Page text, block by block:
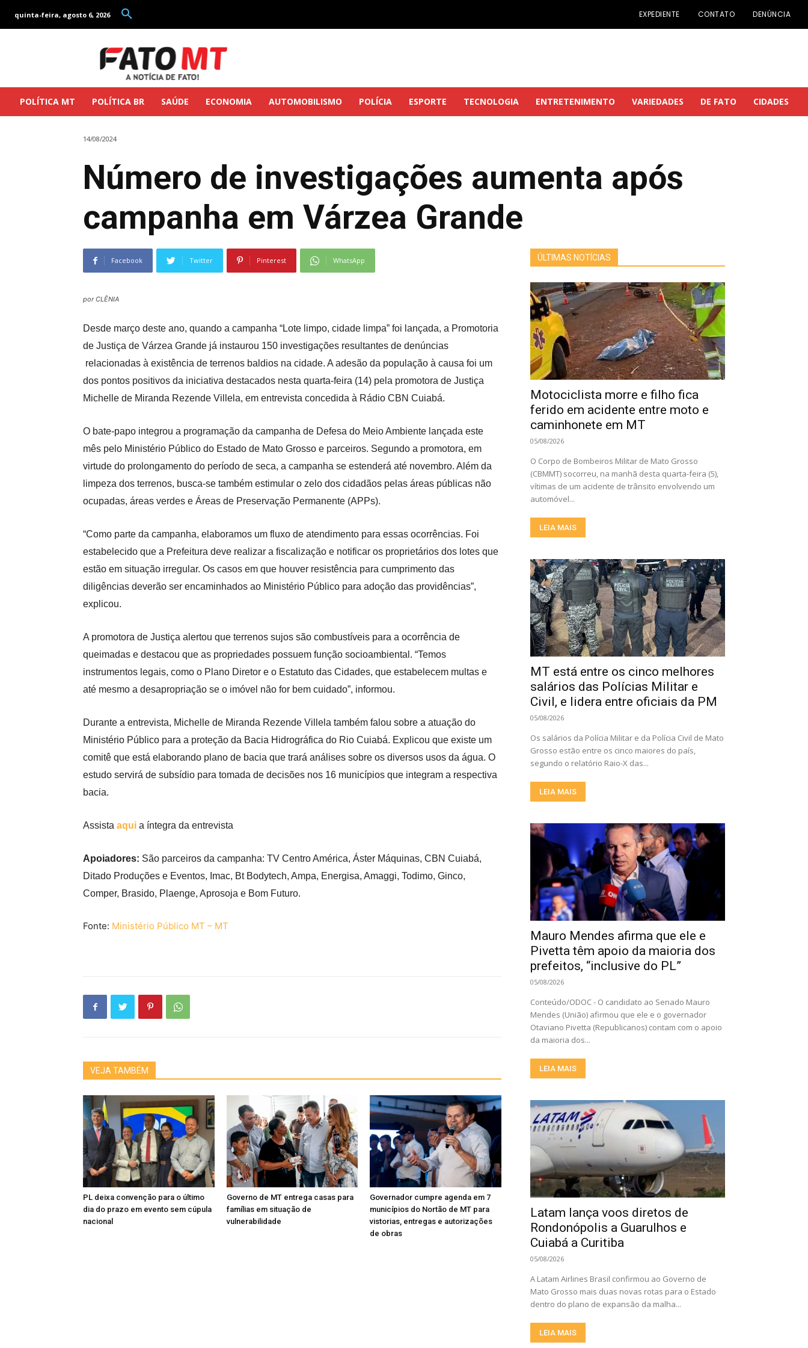
quinta-feira, agosto 6, 2026 EXPEDIENTE CONTATO DENÚNCIA
POLÍTICA MT POLÍTICA BR SAÚDE ECONOMIA AUTOMOBILISMO POLÍCIA ESPORTE TECNOLOGIA ENTRETENIMENTO VARIEDADES DE FATO CIDADES
14/08/2024
Número de investigações aumenta após
campanha em Várzea Grande
Facebook Twitter Pinterest WhatsApp
por CLÊNIA
Desde março deste ano, quando a campanha “Lote limpo, cidade limpa” foi lançada, a Promotoria
de Justiça de Várzea Grande já instaurou 150 investigações resultantes de denúncias
relacionadas à existência de terrenos baldios na cidade. A adesão da população à causa foi um
dos pontos positivos da iniciativa destacados nesta quarta-feira (14) pela promotora de Justiça
Michelle de Miranda Rezende Villela, em entrevista concedida à Rádio CBN Cuiabá.
O bate-papo integrou a programação da campanha de Defesa do Meio Ambiente lançada este
mês pelo Ministério Público do Estado de Mato Grosso e parceiros. Segundo a promotora, em
virtude do prolongamento do período de seca, a campanha se estenderá até novembro. Além da
limpeza dos terrenos, busca-se também estimular o zelo dos cidadãos pelas áreas públicas não
ocupadas, áreas verdes e Áreas de Preservação Permanente (APPs).
“Como parte da campanha, elaboramos um fluxo de atendimento para essas ocorrências. Foi
estabelecido que a Prefeitura deve realizar a fiscalização e notificar os proprietários dos lotes que
estão em situação irregular. Os casos em que houver resistência para cumprimento das
diligências deverão ser encaminhados ao Ministério Público para adoção das providências”,
explicou.
A promotora de Justiça alertou que terrenos sujos são combustíveis para a ocorrência de
queimadas e destacou que as propriedades possuem função socioambiental. “Temos
instrumentos legais, como o Plano Diretor e o Estatuto das Cidades, que estabelecem multas e
até mesmo a desapropriação se o imóvel não for bem cuidado”, informou.
Durante a entrevista, Michelle de Miranda Rezende Villela também falou sobre a atuação do
Ministério Público para a proteção da Bacia Hidrográfica do Rio Cuiabá. Explicou que existe um
comitê que está elaborando plano de bacia que trará análises sobre os diversos usos da água. O
estudo servirá de subsídio para tomada de decisões nos 16 municípios que integram a respectiva
bacia.
Assista aqui a íntegra da entrevista
Apoiadores: São parceiros da campanha: TV Centro América, Áster Máquinas, CBN Cuiabá,
Ditado Produções e Eventos, Imac, Bt Bodytech, Ampa, Energisa, Amaggi, Todimo, Ginco,
Comper, Brasido, Plaenge, Aprosoja e Bom Futuro.
Fonte: Ministério Público MT – MT
VEJA TAMBÉM
PL deixa convenção para o último
dia do prazo em evento sem cúpula
nacional
Governo de MT entrega casas para
famílias em situação de
vulnerabilidade
Governador cumpre agenda em 7
municípios do Nortão de MT para
vistorias, entregas e autorizações
de obras
ÚLTIMAS NOTÍCIAS
Motociclista morre e filho fica
ferido em acidente entre moto e
caminhonete em MT
05/08/2026
O Corpo de Bombeiros Militar de Mato Grosso
(CBMMT) socorreu, na manhã desta quarta-feira (5),
vítimas de um acidente de trânsito envolvendo um
automóvel...
LEIA MAIS
MT está entre os cinco melhores
salários das Polícias Militar e
Civil, e lidera entre oficiais da PM
05/08/2026
Os salários da Polícia Militar e da Polícia Civil de Mato
Grosso estão entre os cinco maiores do país,
segundo o relatório Raio-X das...
LEIA MAIS
Mauro Mendes afirma que ele e
Pivetta têm apoio da maioria dos
prefeitos, “inclusive do PL”
05/08/2026
Conteúdo/ODOC - O candidato ao Senado Mauro
Mendes (União) afirmou que ele e o governador
Otaviano Pivetta (Republicanos) contam com o apoio
da maioria dos...
LEIA MAIS
Latam lança voos diretos de
Rondonópolis a Guarulhos e
Cuiabá a Curitiba
05/08/2026
A Latam Airlines Brasil confirmou ao Governo de
Mato Grosso mais duas novas rotas para o Estado
dentro do plano de expansão da malha...
LEIA MAIS